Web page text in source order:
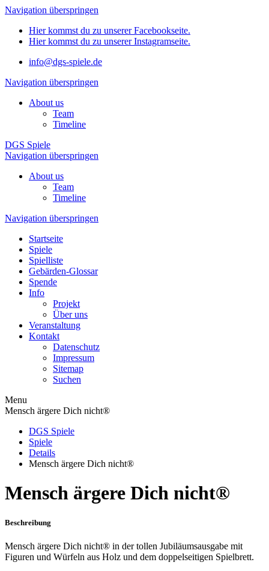
Navigation überspringen
Hier kommst du zu unserer Facebookseite.
Hier kommst du zu unserer Instagramseite.
info@dgs-spiele.de
Navigation überspringen
About us
Team
Timeline
DGS Spiele
Navigation überspringen
About us
Team
Timeline
Navigation überspringen
Startseite
Spiele
Spielliste
Gebärden-Glossar
Spende
Info
Projekt
Über uns
Veranstaltung
Kontakt
Datenschutz
Impressum
Sitemap
Suchen
Menu
Mensch ärgere Dich nicht®
DGS Spiele
Spiele
Details
Mensch ärgere Dich nicht®
Mensch ärgere Dich nicht®
Beschreibung
Mensch ärgere Dich nicht® in der tollen Jubiläumsausgabe mit
Figuren und Würfeln aus Holz und dem doppelseitigen Spielbrett.